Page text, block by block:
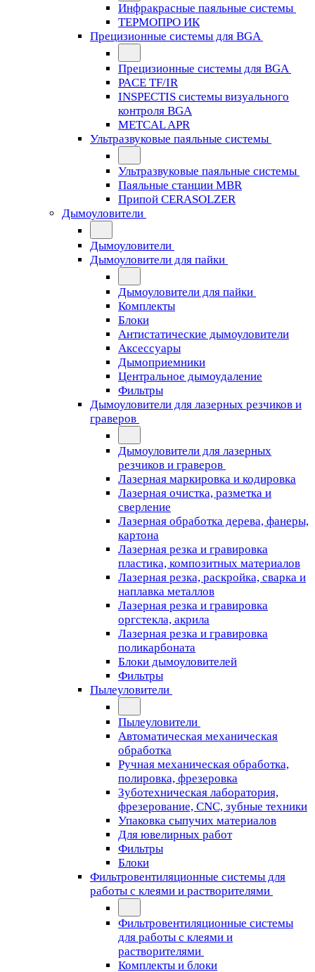
Инфракрасные паяльные системы
ТЕРМОПРО ИК
Прецизионные системы для BGA
Прецизионные системы для BGA
PACE TF/IR
INSPECTIS системы визуального
контроля BGA
METCAL APR
Ультразвуковые паяльные системы
Ультразвуковые паяльные системы
Паяльные станции MBR
Припой CERASOLZER
Дымоуловители
Дымоуловители
Дымоуловители для пайки
Дымоуловители для пайки
Комплекты
Блоки
Антистатические дымоуловители
Аксессуары
Дымоприемники
Центральное дымоудаление
Фильтры
Дымоуловители для лазерных резчиков и
граверов
Дымоуловители для лазерных
резчиков и граверов
Лазерная маркировка и кодировка
Лазерная очистка, разметка и
сверление
Лазерная обработка дерева, фанеры,
картона
Лазерная резка и гравировка
пластика, композитных материалов
Лазерная резка, раскройка, сварка и
наплавка металлов
Лазерная резка и гравировка
оргстекла, акрила
Лазерная резка и гравировка
поликарбоната
Блоки дымоуловителей
Фильтры
Пылеуловители
Пылеуловители
Автоматическая механическая
обработка
Ручная механическая обработка,
полировка, фрезеровка
Зуботехническая лаборатория,
фрезерование, CNC, зубные техники
Упаковка сыпучих материалов
Для ювелирных работ
Фильтры
Блоки
Фильтровентиляционные системы для
работы с клеями и растворителями
Фильтровентиляционные системы
для работы с клеями и
растворителями
Комплекты и блоки